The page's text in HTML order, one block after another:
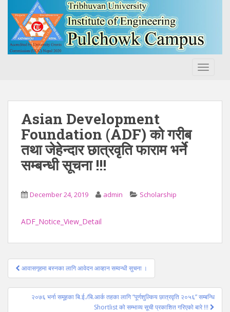
Asian Development
Foundation (ADF) को गरीब
तथा जेहेन्दार छात्रवृति फाराम भर्ने
सम्बन्धी सूचना !!!
December 24, 2019 admin Scholarship
ADF_Notice_View_Detail
Post
navigation
आवासगृहमा बस्नका लागि आवेदन आव्हान सम्वन्धी सुचना ।
२०७६ भर्ना समूहका बि.ई./बि.आर्क तहका लागि “पूर्णशुल्किय छात्रवृति २०५६” सम्बन्धि
Shortlist को सम्भाव्य सूची प्रकाशित गरिएको बारे !!!